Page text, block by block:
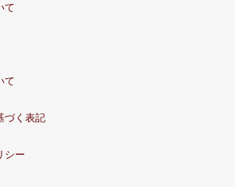
て
て
づく表記
シー